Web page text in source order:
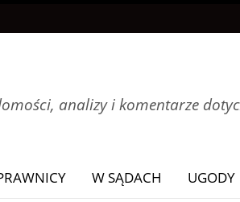
analizy i komentarze
W SĄDACH UGODY